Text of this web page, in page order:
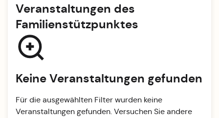
Veranstaltungen des
Familienstützpunktes
Keine Veranstaltungen gefunden
Für die ausgewählten Filter wurden keine
Veranstaltungen gefunden. Versuchen Sie andere